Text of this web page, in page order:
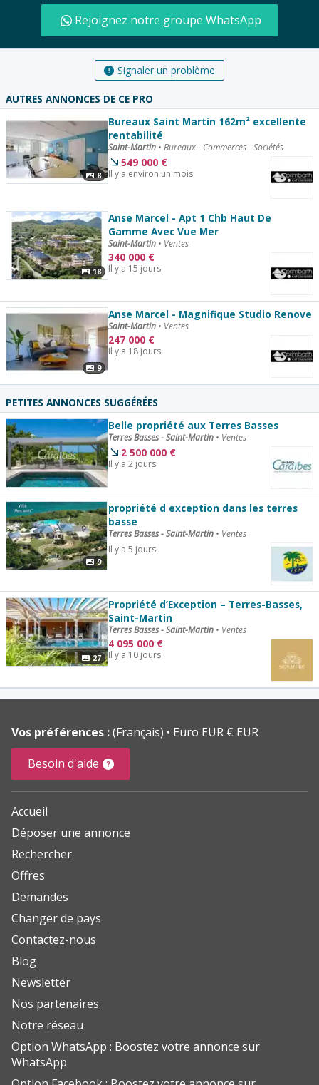
Rejoignez notre groupe WhatsApp
Signaler un problème
AUTRES ANNONCES DE CE PRO
8
Bureaux Saint Martin 162m² excellente
rentabilité
Saint-Martin • Bureaux - Commerces - Sociétés
549 000 €
Il y a environ un mois
18
Anse Marcel - Apt 1 Chb Haut De
Gamme Avec Vue Mer
Saint-Martin • Ventes
340 000 €
Il y a 15 jours
9
Anse Marcel - Magnifique Studio Renove
Saint-Martin • Ventes
247 000 €
Il y a 18 jours
PETITES ANNONCES SUGGÉRÉES
Belle propriété aux Terres Basses
Terres Basses - Saint-Martin • Ventes
2 500 000 €
Il y a 2 jours
9
propriété d exception dans les terres
basse
Terres Basses - Saint-Martin • Ventes
Il y a 5 jours
27
Propriété d’Exception – Terres-Basses,
Saint-Martin
Terres Basses - Saint-Martin • Ventes
4 095 000 €
Il y a 10 jours
Vos préférences :(Français)
Euro EUR € EUR
Besoin d'aide
Accueil
Déposer une annonce
Rechercher
Offres
Demandes
Changer de pays
Contactez-nous
Blog
Newsletter
Nos partenaires
Notre réseau
Option WhatsApp : Boostez votre annonce sur
WhatsApp